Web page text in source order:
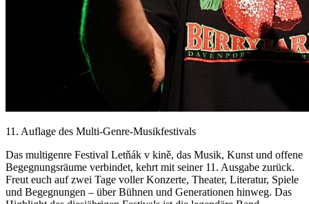
11. Auflage des Multi-Genre-Musikfestivals
Das multigenre Festival Letňák v kině, das Musik, Kunst und offene
Begegnungsräume verbindet, kehrt mit seiner 11. Ausgabe zurück.
Freut euch auf zwei Tage voller Konzerte, Theater, Literatur, Spiele
und Begegnungen – über Bühnen und Generationen hinweg. Das